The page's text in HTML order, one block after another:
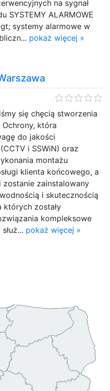
na sygnał
SYSTEMY ALARMOWE
systemy alarmowe w
pokaż więcej »
się chęcią stworzenia
która
do jakości
i SSWiN) oraz
montażu
klienta końcowego, a
zostanie zainstalowany
i skutecznością
których zostały
kompleksowe
pokaż więcej »